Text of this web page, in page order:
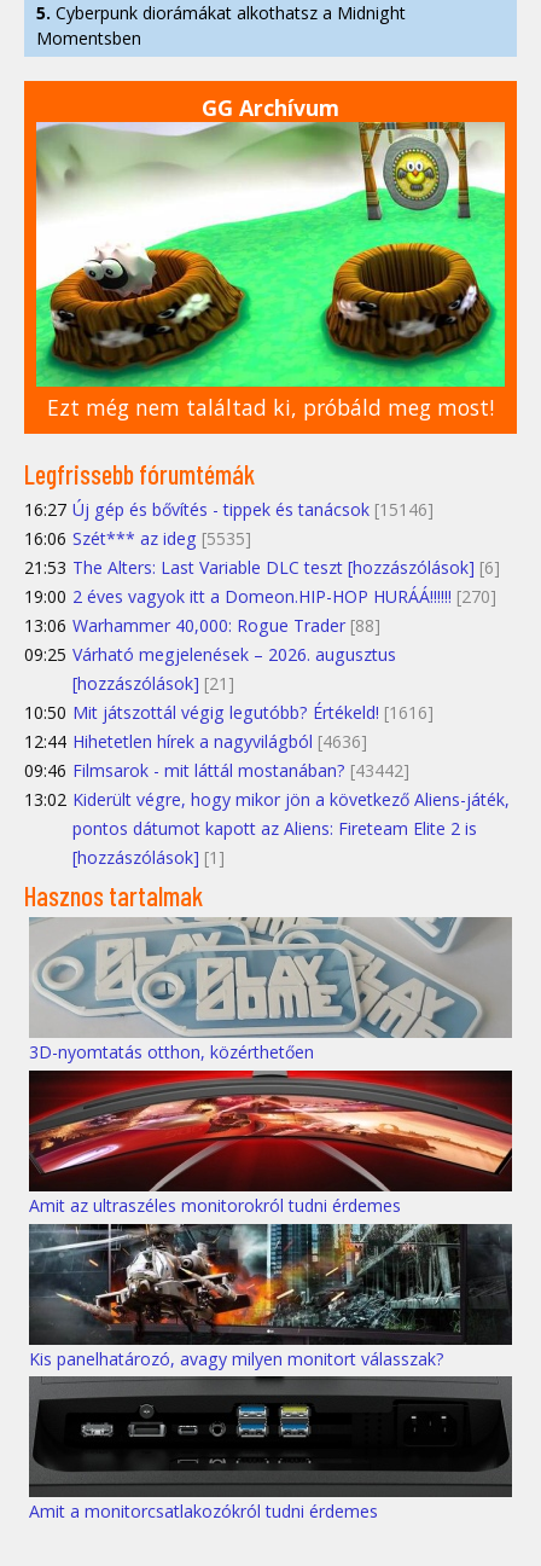
5. Cyberpunk diorámákat alkothatsz a Midnight
Momentsben
GG Archívum
Ezt még nem találtad ki, próbáld meg most!
Legfrissebb fórumtémák
16:27 Új gép és bővítés - tippek és tanácsok [15146]
16:06 Szét*** az ideg [5535]
21:53 The Alters: Last Variable DLC teszt [hozzászólások] [6]
19:00 2 éves vagyok itt a Domeon.HIP-HOP HURÁÁ!!!!!! [270]
13:06 Warhammer 40,000: Rogue Trader [88]
09:25 Várható megjelenések – 2026. augusztus
[hozzászólások] [21]
10:50 Mit játszottál végig legutóbb? Értékeld! [1616]
12:44 Hihetetlen hírek a nagyvilágból [4636]
09:46 Filmsarok - mit láttál mostanában? [43442]
13:02 Kiderült végre, hogy mikor jön a következő Aliens-játék,
pontos dátumot kapott az Aliens: Fireteam Elite 2 is
[hozzászólások] [1]
Hasznos tartalmak
3D-nyomtatás otthon, közérthetően
Amit az ultraszéles monitorokról tudni érdemes
Kis panelhatározó, avagy milyen monitort válasszak?
Amit a monitorcsatlakozókról tudni érdemes